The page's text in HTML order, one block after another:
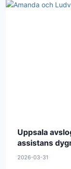
Uppsala
assistans
2026-03-31